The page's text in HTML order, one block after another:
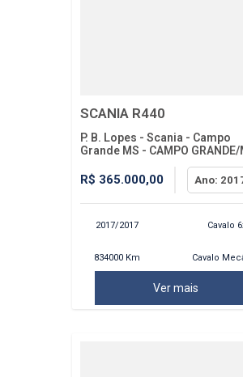
SCANIA R440
P. B. Lopes - Scania - Campo
Grande MS - CAMPO GRANDE/
R$ 365.000,00 Ano:
2017/2017 Cavalo
834000 Km Cavalo
Ver mais